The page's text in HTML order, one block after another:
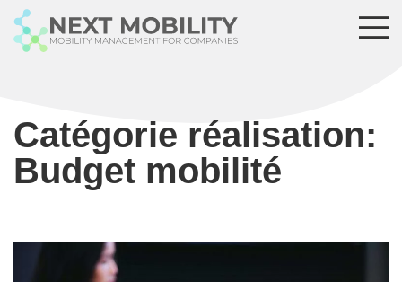
Catégorie réalisation:
Budget mobilité